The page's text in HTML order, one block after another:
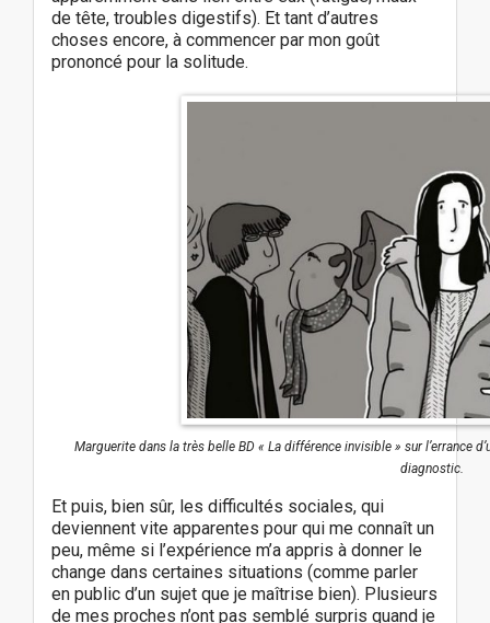
de tête, troubles digestifs). Et tant d’autres
choses encore, à commencer par mon goût
prononcé pour la solitude.
Marguerite dans la très belle BD « La différence invisible » sur l’errance
diagnostic.
Et puis, bien sûr, les difficultés sociales, qui
deviennent vite apparentes pour qui me connaît un
peu, même si l’expérience m’a appris à donner le
change dans certaines situations (comme parler
en public d’un sujet que je maîtrise bien). Plusieurs
de mes proches n’ont pas semblé surpris quand je